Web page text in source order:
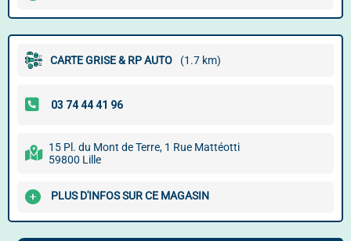
CARTE GRISE & RP AUTO (1.7 km)
15 Pl. du Mont de Terre, 1 Rue Mattéotti
59800 Lille
PLUS D'INFOS SUR CE MAGASIN